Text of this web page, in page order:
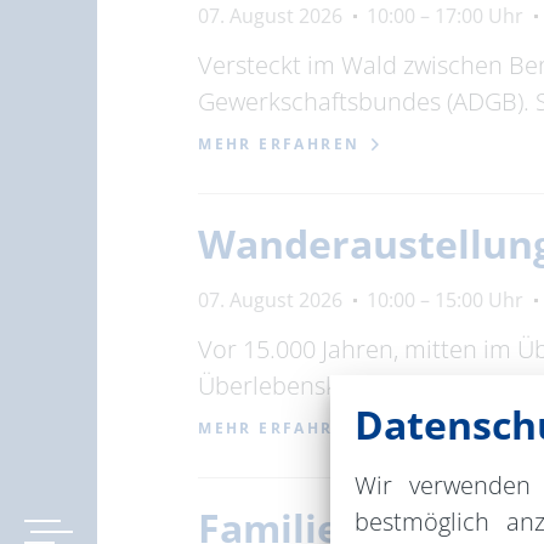
07. August 2026 10:00 – 17:00 Uhr
Versteckt im Wald zwischen
Gewerkschaftsbundes (ADGB).
MEHR ERFAHREN
07. August 2026 10:00 – 15:00 Uhr
Vor 15.000 Jahren, mitten im
Überlebenskünstler, Zersetzer
MEHR ERFAHREN
Familien-
Wir
bestmöglich